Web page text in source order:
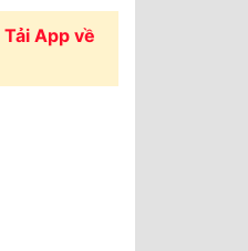
Tải App về